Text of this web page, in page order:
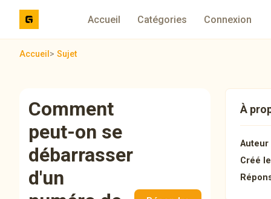
Accueil Catégories Connexion
Accueil > Sujet
Comment
peut-on se
débarrasser
d'un
À
Auteur
Créé